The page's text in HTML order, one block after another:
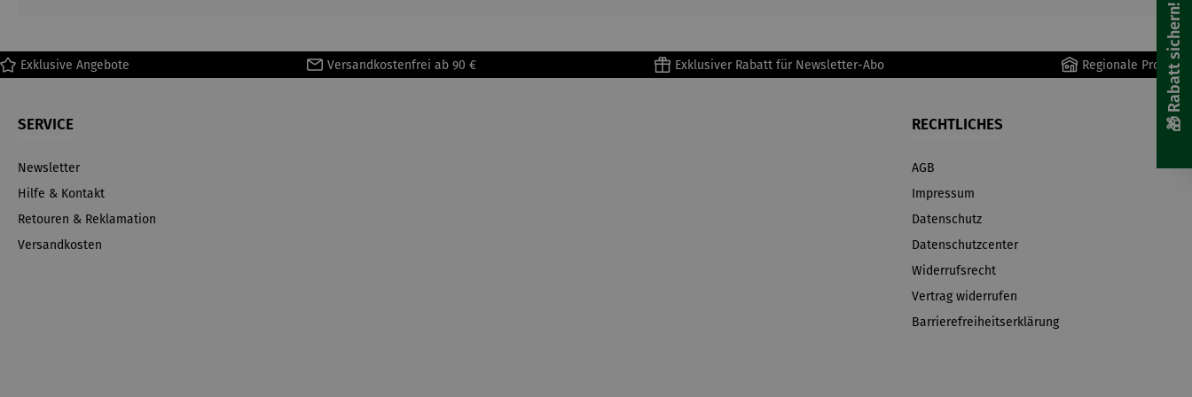
Exklusive Angebote Versandkostenfrei ab 90 € Exklusiver Rabatt für Newsletter-Abo Regionale Produkte
SERVICE
Newsletter
Hilfe & Kontakt
Retouren & Reklamation
Versandkosten
RECHTLICHES
AGB
Impressum
Datenschutz
Datenschutzcenter
Widerrufsrecht
Vertrag widerrufen
Barrierefreiheitserklärung
🎁 Rabatt sichern! 🎁